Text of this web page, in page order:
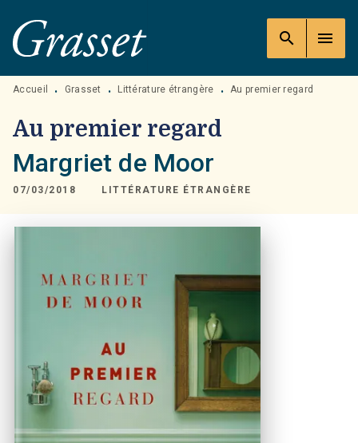
MENU RECHERCHE
PIED DE PAGE
search menu
Accueil • Grasset • Littérature étrangère • Au premier regard
Au premier regard
Margriet de Moor
07/03/2018 LITTÉRATURE ÉTRANGÈRE